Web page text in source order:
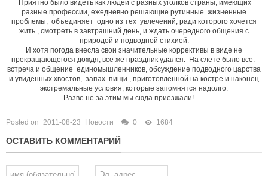
Приятно было видеть как людей с разных уголков страны, имеющих
разные профессии, ежедневно решающие рутинные жизненные
проблемы, объединяет одно из тех увлечений, ради которого хочется
жить , смотреть в завтрашний день, и ждать очередного общения с
природой и подводной стихией.
И хотя погода внесла свои значительные коррективы в виде не
прекращающегося дождя, все же праздник удался. На слете было все:
встреча и общение единомышленников, обсуждение подводного царства
и увиденных хвостов, запах пищи , приготовленной на костре и наконец
экстремальные условия, которые запомнятся надолго.
Разве не за этим мы сюда приезжали!
Posted on 2011-08-23 Новости 0 1684
ОСТАВИТЬ КОММЕНТАРИЙ